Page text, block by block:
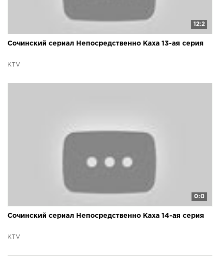
12:2
Сочинский сериал Непосредственно Каха 13-ая серия
KTV
0:0
Сочинский сериал Непосредственно Каха 14-ая серия
KTV